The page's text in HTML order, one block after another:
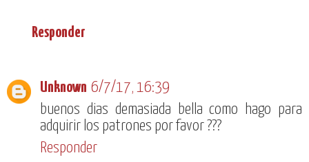
Responder
Unknown 6/7/17, 16:39
buenos dias demasiada bella como hago para
adquirir los patrones por favor ???
Responder